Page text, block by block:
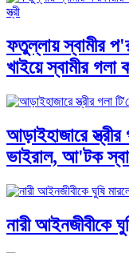
ফতুল্লায় স্বামীর
খাইয়ে স্বামীর গলা
আড়াইহাজারে স্ত্রীর
ভাইরাল, আ'টক
নারী আইনজীবীকে